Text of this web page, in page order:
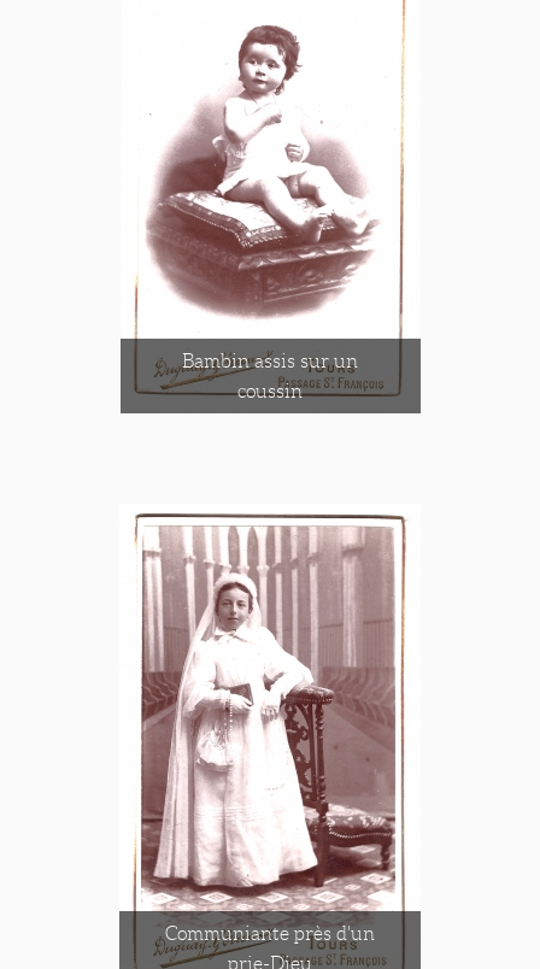
Bambin assis sur un
coussin
Communiante près d'un
prie-Dieu